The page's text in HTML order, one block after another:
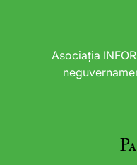
Asociația